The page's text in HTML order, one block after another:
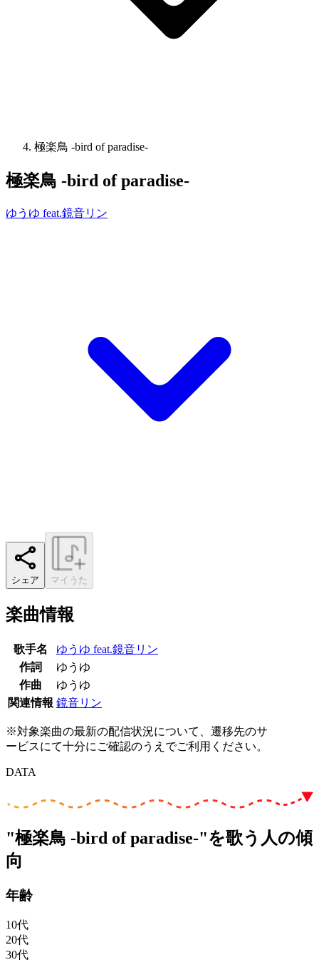
極楽鳥 -bird of paradise-
極楽鳥 -bird of paradise-
ゆうゆ feat.鏡音リン
シェア マイうた
楽曲情報
歌手名
ゆうゆ feat.鏡音リン
作詞
ゆうゆ
作曲
ゆうゆ
関連情報 鏡音リン
※対象楽曲の最新の配信状況について、遷移先のサ
ービスにて十分にご確認のうえでご利用ください。
DATA
"極楽鳥 -bird of paradise-"を歌う人の傾
向
年齢
10代
20代
30代